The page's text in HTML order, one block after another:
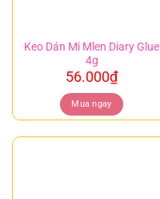
Keo Dán Mi Mlen Diary Glue
4g
56.000₫
Mua ngay